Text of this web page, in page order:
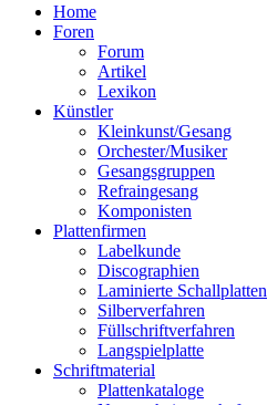
Home
Foren
Forum
Artikel
Lexikon
Künstler
Kleinkunst/Gesang
Orchester/Musiker
Gesangsgruppen
Refraingesang
Komponisten
Plattenfirmen
Labelkunde
Discographien
Laminierte Schallplatten
Silberverfahren
Füllschriftverfahren
Langspielplatte
Schriftmaterial
Plattenkataloge